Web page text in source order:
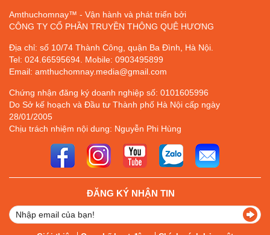
Amthuchomnay™ - Vận hành và phát triển bởi
CÔNG TY CỔ PHẦN TRUYỀN THÔNG QUÊ HƯƠNG
Địa chỉ: số 10/74 Thành Công, quận Ba Đình, Hà Nội.
Tel: 024.66595694. Mobile: 0903495899
Email: amthuchomnay.media@gmail.com
Chứng nhận đăng ký doanh nghiệp số: 0101605996
Do Sở kế hoạch và Đầu tư Thành phố Hà Nội cấp ngày
28/01/2005
Chịu trách nhiệm nội dung: Nguyễn Phi Hùng
ĐĂNG KÝ NHẬN TIN